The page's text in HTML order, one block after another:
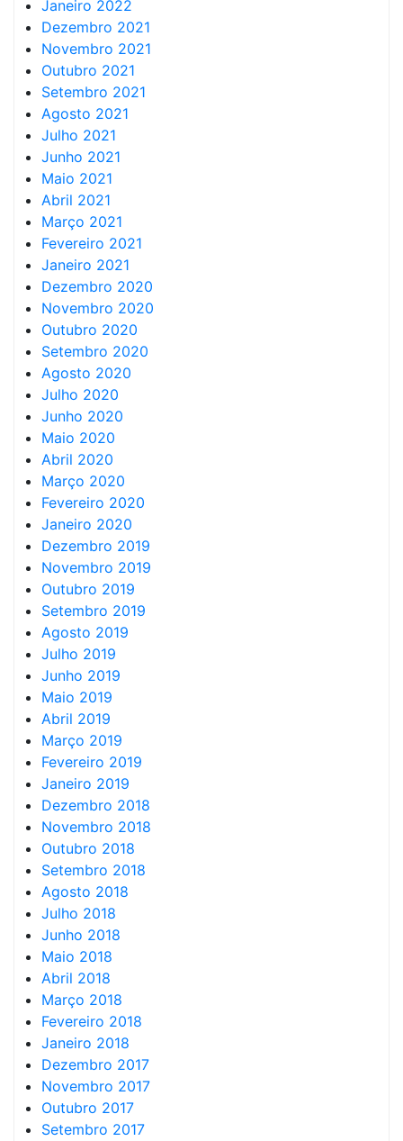
Janeiro 2022
Dezembro 2021
Novembro 2021
Outubro 2021
Setembro 2021
Agosto 2021
Julho 2021
Junho 2021
Maio 2021
Abril 2021
Março 2021
Fevereiro 2021
Janeiro 2021
Dezembro 2020
Novembro 2020
Outubro 2020
Setembro 2020
Agosto 2020
Julho 2020
Junho 2020
Maio 2020
Abril 2020
Março 2020
Fevereiro 2020
Janeiro 2020
Dezembro 2019
Novembro 2019
Outubro 2019
Setembro 2019
Agosto 2019
Julho 2019
Junho 2019
Maio 2019
Abril 2019
Março 2019
Fevereiro 2019
Janeiro 2019
Dezembro 2018
Novembro 2018
Outubro 2018
Setembro 2018
Agosto 2018
Julho 2018
Junho 2018
Maio 2018
Abril 2018
Março 2018
Fevereiro 2018
Janeiro 2018
Dezembro 2017
Novembro 2017
Outubro 2017
Setembro 2017